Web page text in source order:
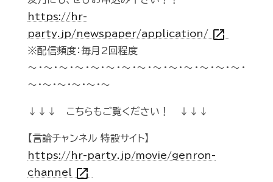
https://hr-
party.jp/newspaper/application/ open_in_new
※配信頻度：毎月2回程度
～・～・～・～・～・～・～・～・～・～・～・～・～・～・
～・～・～・～・～・～
↓↓↓ こちらもご覧ください！ ↓↓↓
【言論チャンネル 特設サイト】
https://hr-party.jp/movie/genron-
channel open_in_new